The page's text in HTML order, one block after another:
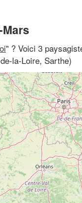
" ? Voici 3
la-Loire, Sarthe)